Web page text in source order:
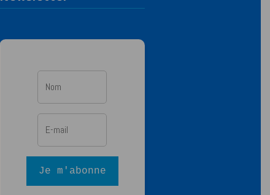
Je m'abonne